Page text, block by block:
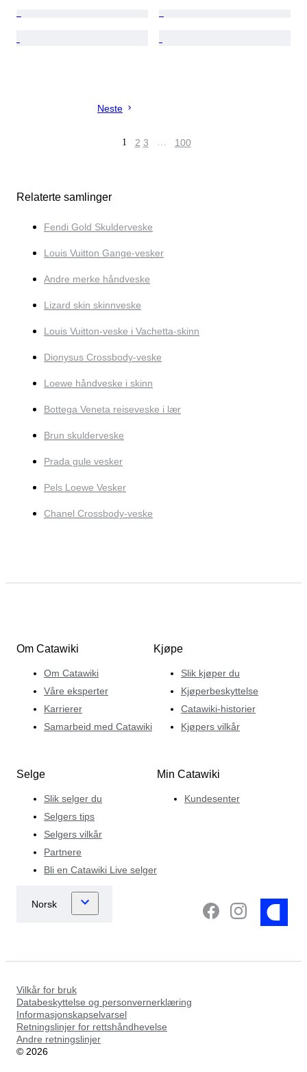
Neste
1 2 3 … 100
Relaterte samlinger
Fendi Gold Skulderveske
Louis Vuitton Gange-vesker
Andre merke håndveske
Lizard skin skinnveske
Louis Vuitton-veske i Vachetta-skinn
Dionysus Crossbody-veske
Loewe håndveske i skinn
Bottega Veneta reiseveske i lær
Brun skulderveske
Prada gule vesker
Pels Loewe Vesker
Chanel Crossbody-veske
Om Catawiki
Om Catawiki
Våre eksperter
Karrierer
Samarbeid med Catawiki
Kjøpe
Slik kjøper du
Kjøperbeskyttelse
Catawiki-historier
Kjøpers vilkår
Selge
Slik selger du
Selgers tips
Selgers vilkår
Partnere
Bli en Catawiki Live selger
Min Catawiki
Kundesenter
Vilkår for bruk
Databeskyttelse og personvernerklæring
Informasjonskapselvarsel
Retningslinjer for rettshåndhevelse
Andre retningslinjer
© 2026